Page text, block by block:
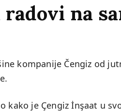
radovi na
kompanije Čengiz od
kako je Çengiz İnşaat u